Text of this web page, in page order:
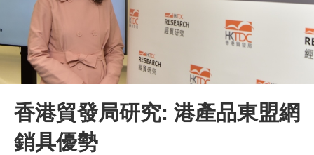
香港貿發局研究: 港產品東盟網
銷具優勢